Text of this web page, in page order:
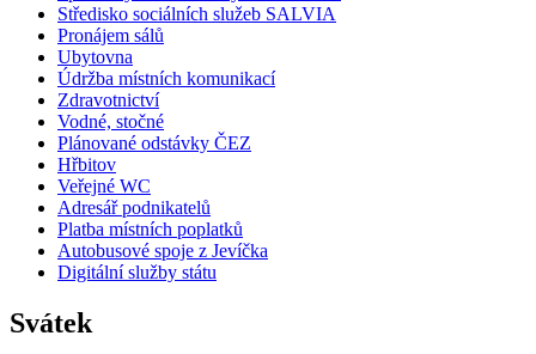
Středisko sociálních služeb SALVIA
Pronájem sálů
Ubytovna
Údržba místních komunikací
Zdravotnictví
Vodné, stočné
Plánované odstávky ČEZ
Hřbitov
Veřejné WC
Adresář podnikatelů
Platba místních poplatků
Autobusové spoje z Jevíčka
Digitální služby státu
Svátek